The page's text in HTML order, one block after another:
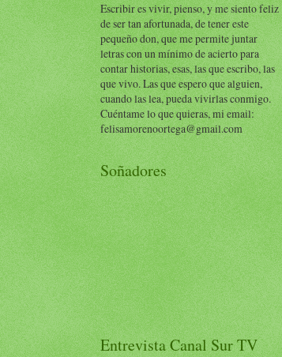
Escribir es vivir, pienso, y me siento feliz
de ser tan afortunada, de tener este
pequeño don, que me permite juntar
letras con un mínimo de acierto para
contar historias, esas, las que escribo, las
que vivo. Las que espero que alguien,
cuando las lea, pueda vivirlas conmigo.
Cuéntame lo que quieras, mi email:
felisamorenoortega@gmail.com
Soñadores
Entrevista Canal Sur TV